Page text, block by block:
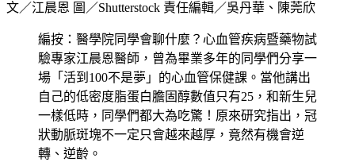
文／江晨恩 圖／Shutterstock 責任編輯／吳丹華、陳莞欣
編按：醫學院同學會聊什麼？心血管疾病暨藥物試
驗專家江晨恩醫師，曾為畢業多年的同學們分享一
場「活到100不是夢」的心血管保健課。當他講出
自己的低密度脂蛋白膽固醇數值只有25，和新生兒
一樣低時，同學們都大為吃驚！原來研究指出，冠
狀動脈斑塊不一定只會越來越厚，竟然有機會逆
轉、逆齡。